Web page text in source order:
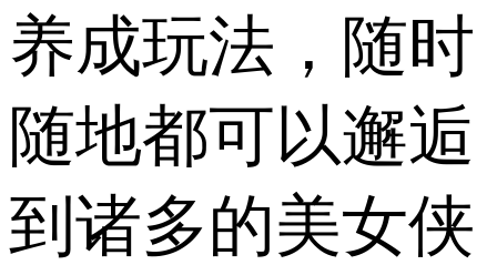
养成玩法，随时
随地都可以邂逅
到诸多的美女侠